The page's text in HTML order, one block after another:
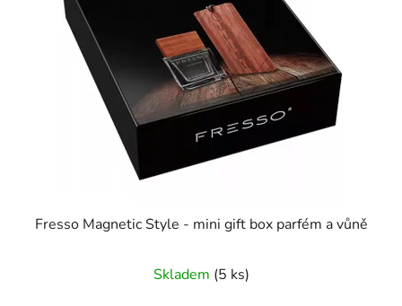
Fresso Magnetic Style - mini gift box parfém a vůně
Skladem (5 ks)